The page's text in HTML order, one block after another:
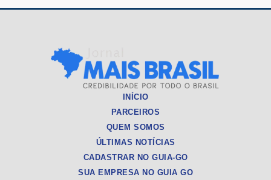
INÍCIO
PARCEIROS
QUEM SOMOS
ÚLTIMAS NOTÍCIAS
CADASTRAR NO GUIA-GO
SUA EMPRESA NO GUIA GO